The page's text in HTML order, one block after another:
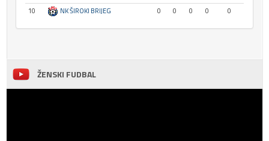
10
NK ŠIROKI BRIJEG 0 0 0 0 0
ŽENSKI FUDBAL